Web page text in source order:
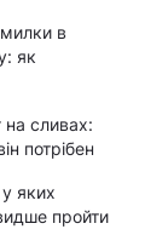
в
як
на сливах:
потрібен
яких
пройти